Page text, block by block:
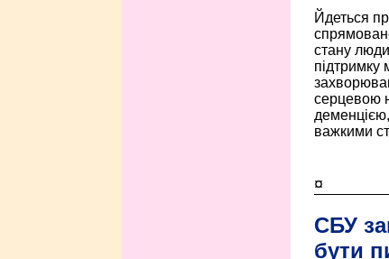
Йдеться
стану
підтримку
серцевою
важкими
¤
СБУ
бути